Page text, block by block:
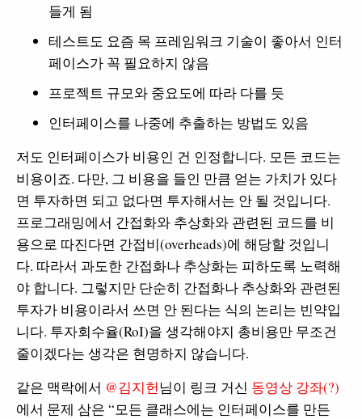
들게 됨
테스트도 요즘 목 프레임워크 기술이 좋아서 인터
페이스가 꼭 필요하지 않음
프로젝트 규모와 중요도에 따라 다를 듯
인터페이스를 나중에 추출하는 방법도 있음
저도 인터페이스가 비용인 건 인정합니다. 모든 코드는
비용이죠. 다만, 그 비용을 들인 만큼 얻는 가치가 있다
면 투자하면 되고 없다면 투자해서는 안 될 것입니다.
프로그래밍에서 간접화와 추상화와 관련된 코드를 비
용으로 따진다면 간접비(overheads)에 해당할 것입니
다. 따라서 과도한 간접화나 추상화는 피하도록 노력해
야 합니다. 그렇지만 단순히 간접화나 추상화와 관련된
투자가 비용이라서 쓰면 안 된다는 식의 논리는 빈약입
니다. 투자회수율(RoI)을 생각해야지 총비용만 무조건
줄이겠다는 생각은 현명하지 않습니다.
같은 맥락에서 @김지헌님이 링크 거신 동영상 강좌(?)
에서 문제 삼은 “모든 클래스에는 인터페이스를 만든